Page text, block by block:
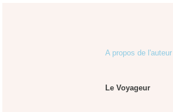
A propos de l'auteur
Le Voyageur